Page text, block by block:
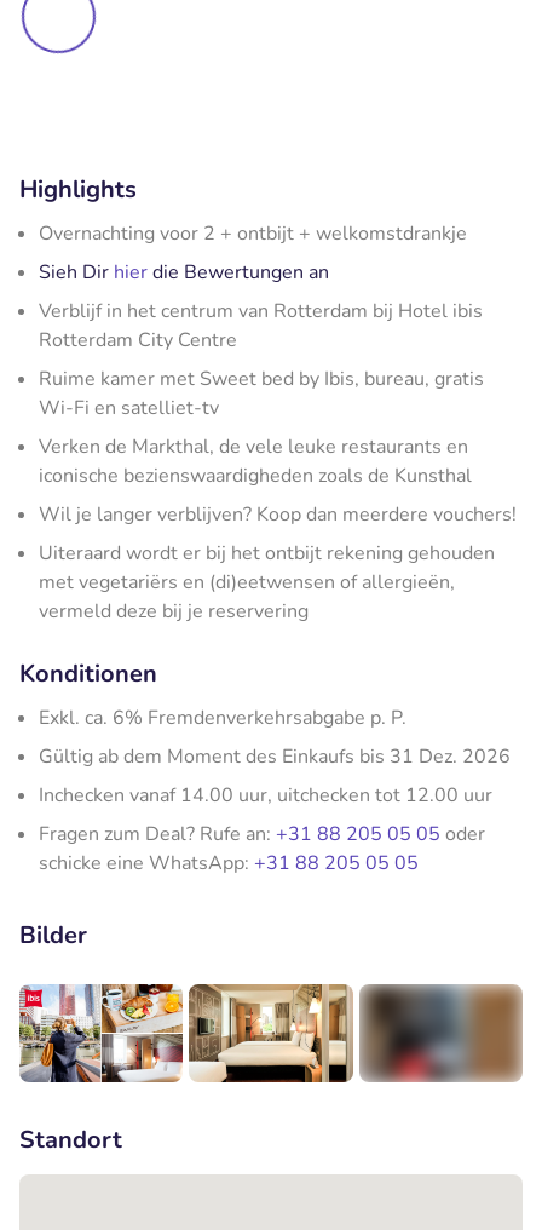
Highlights
Overnachting voor 2 + ontbijt + welkomstdrankje
Sieh Dir hierdie Bewertungen an
Verblijf in het centrum van Rotterdam bij Hotel ibis
Rotterdam City Centre
Ruime kamer met Sweet bed by Ibis, bureau, gratis
Wi-Fi en satelliet-tv
Verken de Markthal, de vele leuke restaurants en
iconische bezienswaardigheden zoals de Kunsthal
Wil je langer verblijven? Koop dan meerdere vouchers!
Uiteraard wordt er bij het ontbijt rekening gehouden
met vegetariërs en (di)eetwensen of allergieën,
vermeld deze bij je reservering
Konditionen
Exkl. ca. 6% Fremdenverkehrsabgabe p. P.
Gültig ab dem Moment des Einkaufs bis 31 Dez. 2026
Inchecken vanaf 14.00 uur, uitchecken tot 12.00 uur
Fragen zum Deal? Rufe an: +31 88 205 05 05 oder
schicke eine WhatsApp: +31 88 205 05 05
Bilder
Standort